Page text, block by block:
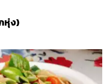
หุ่ง)